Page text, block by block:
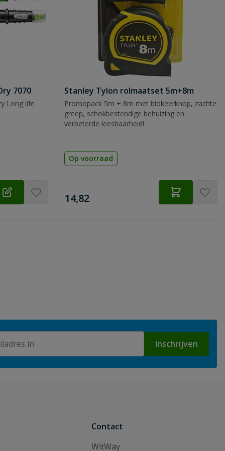
7070
Long life
Stanley Tylon rolmaatset 5m+8m
Promopack 5m + 8m met blokeerknop, zachte
greep, schokbestendige behuizing en
verbeterde leesbaarheid!
Op voorraad
€
14,82
Inschrijven
Contact
WitWay